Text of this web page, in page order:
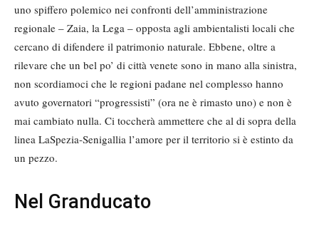
uno spiffero polemico nei confronti dell’amministrazione
regionale – Zaia, la Lega – opposta agli ambientalisti locali che
cercano di difendere il patrimonio naturale. Ebbene, oltre a
rilevare che un bel po’ di città venete sono in mano alla sinistra,
non scordiamoci che le regioni padane nel complesso hanno
avuto governatori “progressisti” (ora ne è rimasto uno) e non è
mai cambiato nulla. Ci toccherà ammettere che al di sopra della
linea LaSpezia-Senigallia l’amore per il territorio si è estinto da
un pezzo.
Nel Granducato